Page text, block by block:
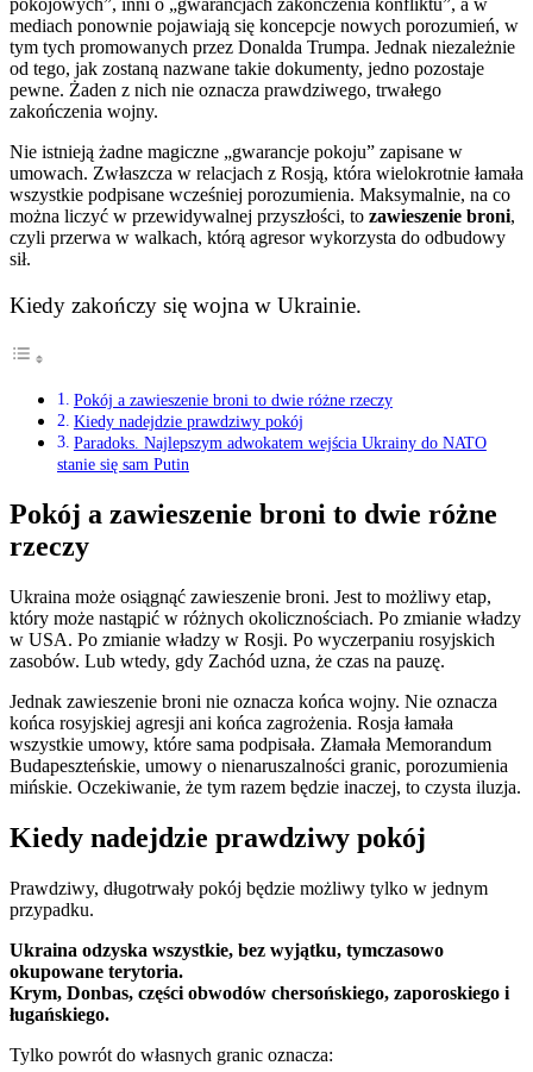
mediach ponownie pojawiają się koncepcje nowych porozumień, w
tym tych promowanych przez Donalda Trumpa. Jednak niezależnie
od tego, jak zostaną nazwane takie dokumenty, jedno pozostaje
pewne. Żaden z nich nie oznacza prawdziwego, trwałego
zakończenia wojny.
Nie istnieją żadne magiczne „gwarancje pokoju” zapisane w
umowach. Zwłaszcza w relacjach z Rosją, która wielokrotnie łamała
wszystkie podpisane wcześniej porozumienia. Maksymalnie, na co
można liczyć w przewidywalnej przyszłości, to zawieszenie broni,
czyli przerwa w walkach, którą agresor wykorzysta do odbudowy
sił.
Kiedy zakończy się wojna w Ukrainie.
Pokój a zawieszenie broni to dwie różne rzeczy
Kiedy nadejdzie prawdziwy pokój
Paradoks. Najlepszym adwokatem wejścia Ukrainy do NATO
stanie się sam Putin
Pokój a zawieszenie broni to dwie różne
rzeczy
Ukraina może osiągnąć zawieszenie broni. Jest to możliwy etap,
który może nastąpić w różnych okolicznościach. Po zmianie władzy
w USA. Po zmianie władzy w Rosji. Po wyczerpaniu rosyjskich
zasobów. Lub wtedy, gdy Zachód uzna, że czas na pauzę.
Jednak zawieszenie broni nie oznacza końca wojny. Nie oznacza
końca rosyjskiej agresji ani końca zagrożenia. Rosja łamała
wszystkie umowy, które sama podpisała. Złamała Memorandum
Budapeszteńskie, umowy o nienaruszalności granic, porozumienia
mińskie. Oczekiwanie, że tym razem będzie inaczej, to czysta iluzja.
Kiedy nadejdzie prawdziwy pokój
Prawdziwy, długotrwały pokój będzie możliwy tylko w jednym
przypadku.
Ukraina odzyska wszystkie, bez wyjątku, tymczasowo
okupowane terytoria.
Krym, Donbas, części obwodów chersońskiego, zaporoskiego i
ługańskiego.
Tylko powrót do własnych granic oznacza: